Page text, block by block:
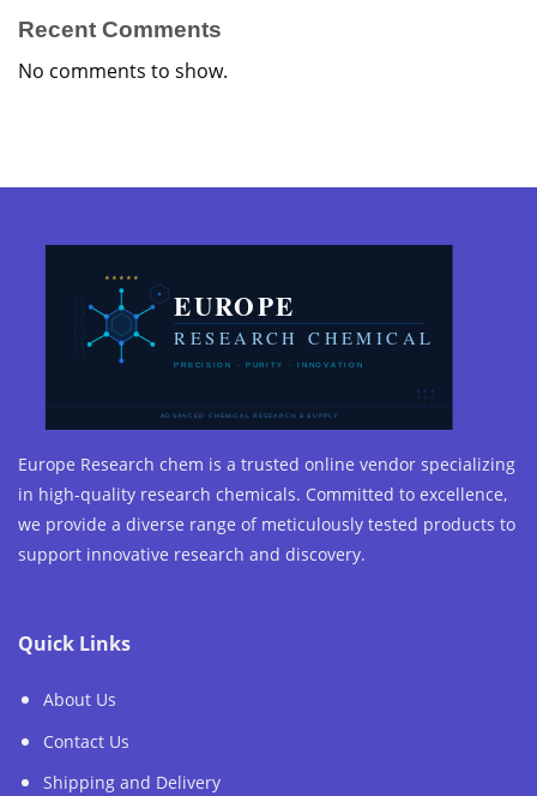
Recent Comments
No comments to show.
Europe Research chem is a trusted online vendor specializing
in high-quality research chemicals. Committed to excellence,
we provide a diverse range of meticulously tested products to
support innovative research and discovery.
Quick Links
About Us
Contact Us
Shipping and Delivery